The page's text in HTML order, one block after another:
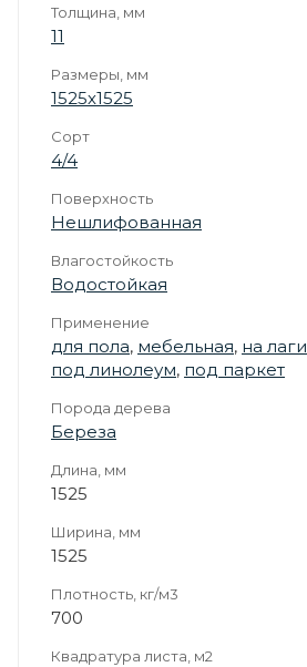
Толщина, мм
11
Размеры, мм
1525х1525
Сорт
4/4
Поверхность
Нешлифованная
Влагостойкость
Водостойкая
Применение
для пола, мебельная, на лаги
под линолеум, под паркет
Порода дерева
Береза
Длина, мм
1525
Ширина, мм
1525
Плотность, кг/м3
700
Квадратура листа, м2